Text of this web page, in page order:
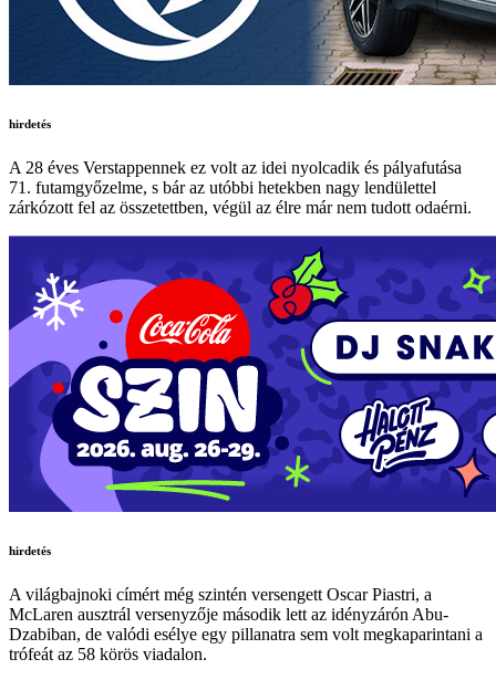
hirdetés
A 28 éves Verstappennek ez volt az idei nyolcadik és pályafutása
71. futamgyőzelme, s bár az utóbbi hetekben nagy lendülettel
zárkózott fel az összetettben, végül az élre már nem tudott odaérni.
hirdetés
A világbajnoki címért még szintén versengett Oscar Piastri, a
McLaren ausztrál versenyzője második lett az idényzárón Abu-
Dzabiban, de valódi esélye egy pillanatra sem volt megkaparintani a
trófeát az 58 körös viadalon.